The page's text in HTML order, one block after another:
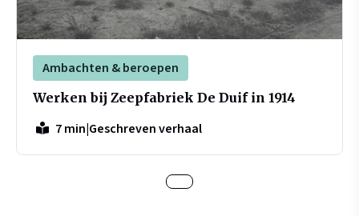
Ambachten & beroepen
Werken bij Zeepfabriek De Duif in 1914
7 min|Geschreven verhaal